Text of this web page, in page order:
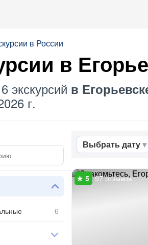
в России
в
экскурсий в
г.
Выбрать дату
97 отзывов